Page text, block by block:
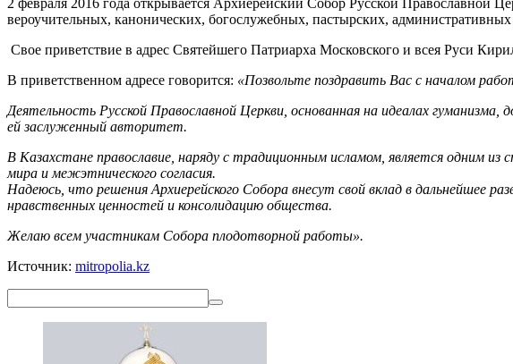
вероучительных, канонических, богослужебных, пастырских,
Свое приветствие в адрес Святейшего Патриарха Московского и всея Руси
В приветственном адресе говорится: «Позвольте поздравить Вас с началом
Деятельность Русской Православной Церкви, основанная на идеалах
ей заслуженный авторитет.
В Казахстане православие, наряду с традиционным исламом, является одним
мира и межэтнического согласия.
Надеюсь, что решения Архиерейского Собора внесут свой вклад в дальнейшее
нравственных ценностей и консолидацию общества.
Желаю всем участникам Собора плодотворной работы».
Источник: mitropolia.kz